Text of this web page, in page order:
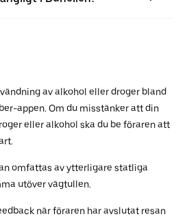
av alkohol eller droger bland
appen. Om du misstänker att din
eller alkohol ska du be föraren att
omfattas av ytterligare statliga
utöver vägtullen.
när föraren har avslutat resan